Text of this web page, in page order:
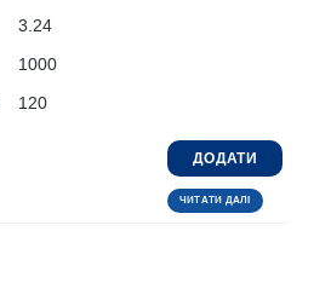
3.24
1000
120
ДОДАТИ
ЧИТАТИ ДАЛІ